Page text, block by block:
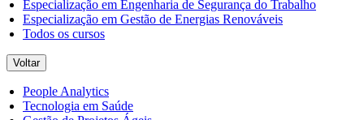
Especialização em Engenharia de Segurança do Trabalho
Especialização em Gestão de Energias Renováveis
Todos os cursos
Voltar
People Analytics
Tecnologia em Saúde